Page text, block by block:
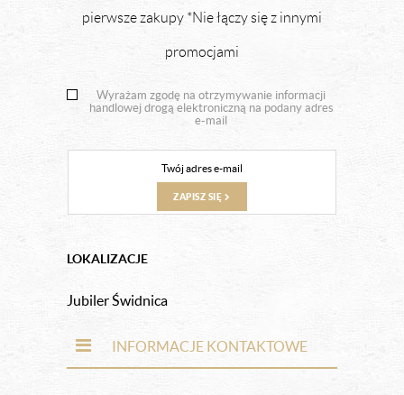
pierwsze zakupy *Nie łączy się z innymi
promocjami
Wyrażam zgodę na otrzymywanie informacji
handlowej drogą elektroniczną na podany adres
e-mail
ZAPISZ SIĘ
LOKALIZACJE
Jubiler Świdnica
INFORMACJE KONTAKTOWE